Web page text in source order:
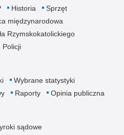
Historia
Sprzęt
międzynarodowa
Rzymskokatolickiego
Policji
Wybrane statystyki
Raporty Opinia publiczna
sądowe